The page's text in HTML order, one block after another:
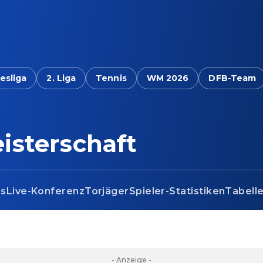
2. Liga Tennis WM 2026 DFB-Team
Live-KonferenzTorjägerSpieler-Statistiken
- Anzeige -